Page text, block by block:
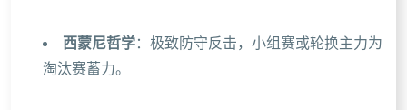
西蒙尼哲学：极致防守反击，小组赛或轮换主力为
淘汰赛蓄力。